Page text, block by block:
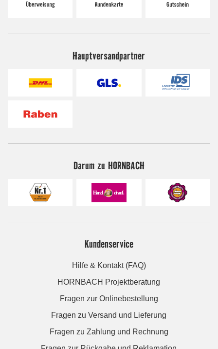
Hauptversandpartner
Darum zu HORNBACH
Kundenservice
Hilfe & Kontakt (FAQ)
HORNBACH Projektberatung
Fragen zur Onlinebestellung
Fragen zu Versand und Lieferung
Fragen zu Zahlung und Rechnung